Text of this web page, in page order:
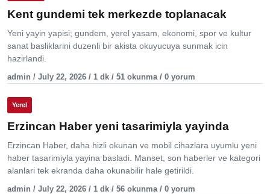
Kent gundemi tek merkezde toplanacak
Yeni yayin yapisi; gundem, yerel yasam, ekonomi, spor ve kultur
sanat basliklarini duzenli bir akista okuyucuya sunmak icin
hazirlandi.
admin / July 22, 2026 / 1 dk / 51 okunma / 0 yorum
Yerel
Erzincan Haber yeni tasarimiyla yayinda
Erzincan Haber, daha hizli okunan ve mobil cihazlara uyumlu yeni
haber tasarimiyla yayina basladi. Manset, son haberler ve kategori
alanlari tek ekranda daha okunabilir hale getirildi.
admin / July 22, 2026 / 1 dk / 56 okunma / 0 yorum